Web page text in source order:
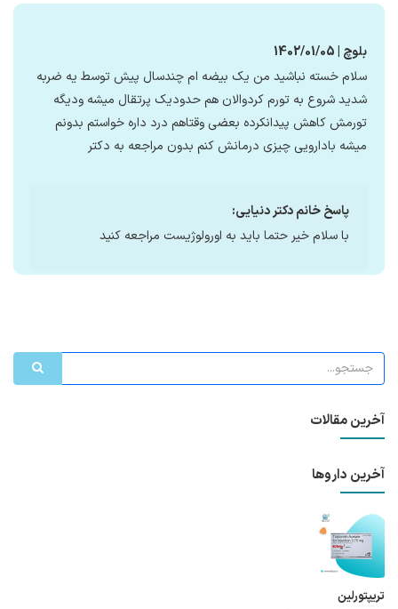
بلوچ | 1402/01/05
سلام خسته نباشید من یک بیضه ام چندسال پیش توسط یه ضربه
شدید شروع به تورم کردوالان هم حدودیک پرتقال میشه ودیگه
تورمش کاهش پیدانکرده بعضی وقتاهم درد داره خواستم بدونم
میشه بادارویی چیزی درمانش کنم بدون مراجعه به دکتر
پاسخ خانم دکتر دنیایی:
با سلام خیر حتما باید به اورولوژیست مراجعه کنید
آخرین مقالات
آخرین داروها
تریپتورلین